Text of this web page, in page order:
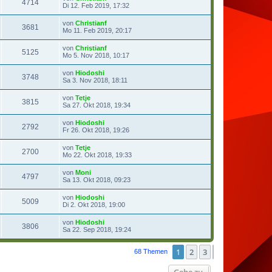
4714
Di 12. Feb 2019, 17:32
3681 von Christianf
Mo 11. Feb 2019, 20:17
5125 von Christianf
Mo 5. Nov 2018, 10:17
3748 von Hiodoshi
Sa 3. Nov 2018, 18:11
3815 von Tetje
Sa 27. Okt 2018, 19:34
2792 von Hiodoshi
Fr 26. Okt 2018, 19:26
2700 von Tetje
Mo 22. Okt 2018, 19:33
4797 von Moni
Sa 13. Okt 2018, 09:23
5009 von Hiodoshi
Di 2. Okt 2018, 19:00
3806 von Hiodoshi
Sa 22. Sep 2018, 19:24
68 Themen 1 2 3